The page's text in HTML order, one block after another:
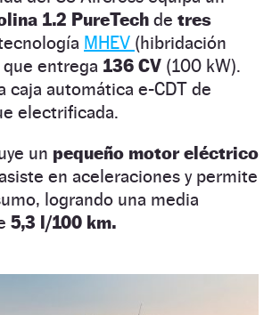
1.2 PureTech de tres
MHEV (hibridación
entrega 136 CV (100 kW).
caja automática e-CDT de
electrificada.
un pequeño motor eléctrico
en aceleraciones y permite
logrando una media
5,3 l/100 km.